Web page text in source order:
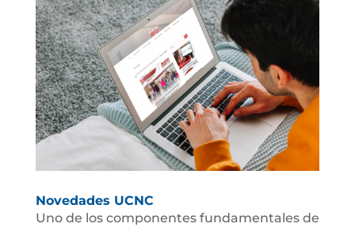
Novedades UCNC
Uno de los componentes fundamentales de